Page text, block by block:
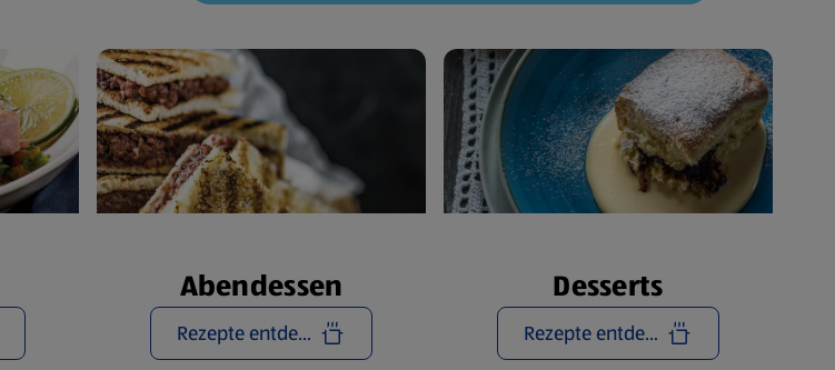
Abendessen
Rezepte entdecken
Desserts
Rezepte entdecken